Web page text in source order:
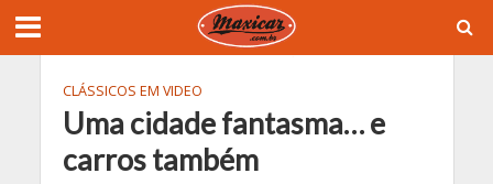
CLÁSSICOS EM VIDEO
Uma cidade fantasma… e
carros também